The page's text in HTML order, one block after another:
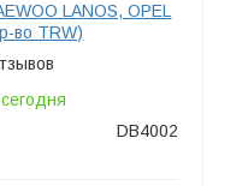
LANOS, OPEL
во TRW)
сегодня
DB4002